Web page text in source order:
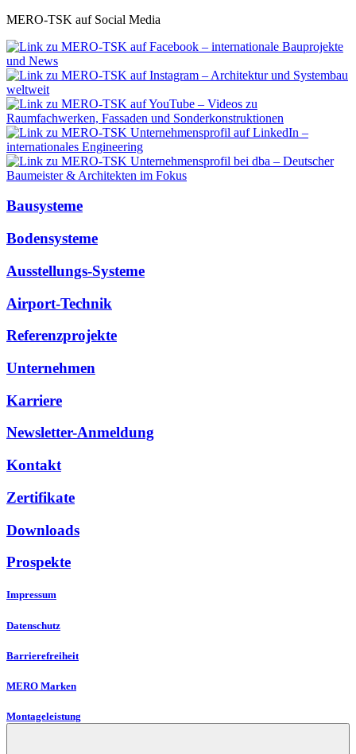
MERO-TSK auf Social Media
Bausysteme
Bodensysteme
Ausstellungs-Systeme
Airport-Technik
Referenzprojekte
Unternehmen
Karriere
Newsletter-Anmeldung
Kontakt
Zertifikate
Downloads
Prospekte
Impressum
Datenschutz
Barrierefreiheit
MERO Marken
Montageleistung